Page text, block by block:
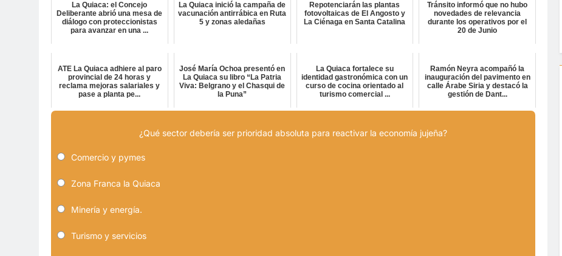
La Quiaca: el Concejo
Deliberante abrió una mesa de
diálogo con proteccionistas
para avanzar en una ...
La Quiaca inició la campaña de
vacunación antirrábica en Ruta
5 y zonas aledañas
Repotenciarán las plantas
fotovoltaicas de El Angosto y
La Ciénaga en Santa Catalina
Tránsito informó que no hubo
novedades de relevancia
durante los operativos por el
20 de Junio
ATE La Quiaca adhiere al paro
provincial de 24 horas y
reclama mejoras salariales y
pase a planta pe...
José María Ochoa presentó en
La Quiaca su libro “La Patria
Viva: Belgrano y el Chasqui de
la Puna”
La Quiaca fortalece su
identidad gastronómica con un
curso de cocina orientado al
turismo comercial ...
Ramón Neyra acompañó la
inauguración del pavimento en
calle Árabe Siria y destacó la
gestión de Dant...
¿Qué sector debería ser prioridad absoluta para reactivar la economía jujeña?
Comercio y pymes
Zona Franca la Quiaca
Minería y energía.
Turismo y servicios